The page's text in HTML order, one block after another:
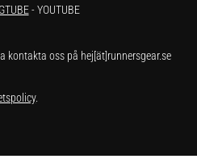
- YOUTUBE
kontakta oss på hej[ät]runnersgear.se
.